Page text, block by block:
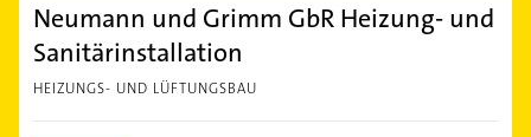
Neumann und Grimm GbR Heizung- und
Sanitärinstallation
HEIZUNGS- UND LÜFTUNGSBAU